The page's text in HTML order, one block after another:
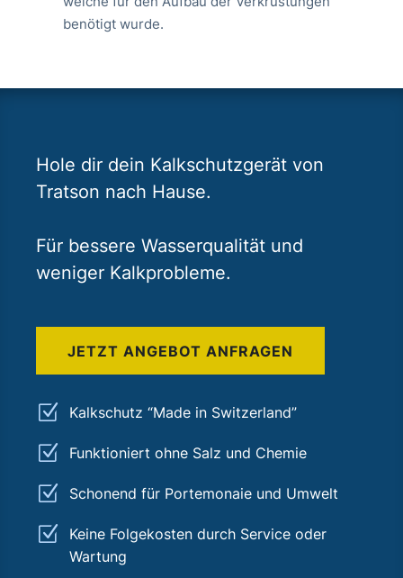
benötigt wurde.
Hole dir dein Kalkschutzgerät von
Tratson nach Hause.
Für bessere Wasserqualität und
weniger Kalkprobleme.
JETZT ANGEBOT ANFRAGEN
Z Kalkschutz “Made in Switzerland”
Z Funktioniert ohne Salz und Chemie
Z Schonend für Portemonaie und Umwelt
Z
Keine Folgekosten durch Service oder
Wartung